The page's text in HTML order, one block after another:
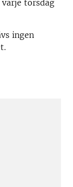
torsdag
ingen